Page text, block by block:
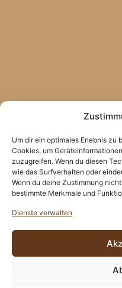
Um dir ein optimales Erlebnis
Cookies, um
zuzugreifen. Wenn du diesen
wie das Surfverhalten oder
Wenn du deine Zustimmung
bestimmte Merkmale und
Dienste verwalten